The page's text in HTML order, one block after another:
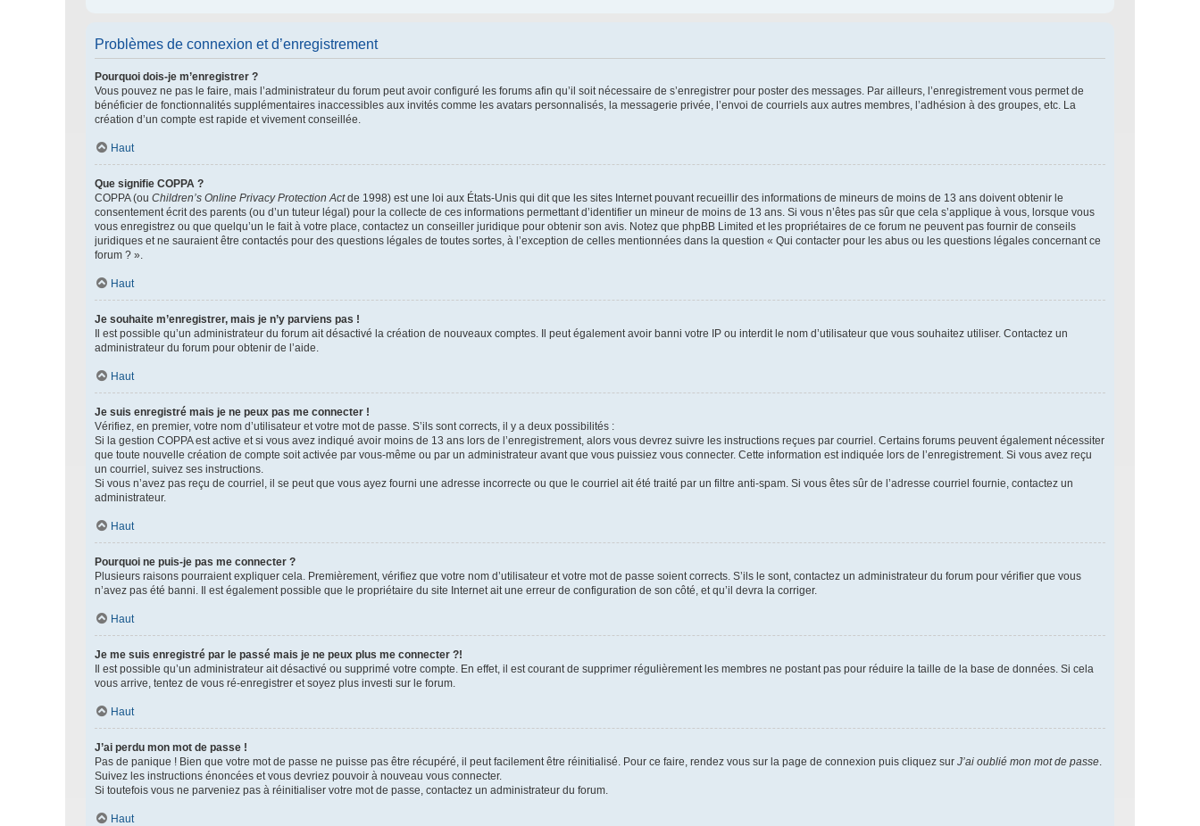
Problèmes de connexion et d’enregistrement
Pourquoi dois-je m’enregistrer ?
Vous pouvez ne pas le faire, mais l’administrateur du forum peut avoir configuré les forums afin qu’il soit nécessaire de s’enregistrer pour poster des messages. Par ailleurs, l’enregistrement vous permet de
bénéficier de fonctionnalités supplémentaires inaccessibles aux invités comme les avatars personnalisés, la messagerie privée, l’envoi de courriels aux autres membres, l’adhésion à des groupes, etc. La
création d’un compte est rapide et vivement conseillée.
Haut
Que signifie COPPA ?
COPPA (ou Children’s Online Privacy Protection Actde 1998) est une loi aux États-Unis qui dit que les sites Internet pouvant recueillir des informations de mineurs de moins de 13 ans doivent obtenir le
consentement écrit des parents (ou d’un tuteur légal) pour la collecte de ces informations permettant d’identifier un mineur de moins de 13 ans. Si vous n’êtes pas sûr que cela s’applique à vous, lorsque vous
vous enregistrez ou que quelqu’un le fait à votre place, contactez un conseiller juridique pour obtenir son avis. Notez que phpBB Limited et les propriétaires de ce forum ne peuvent pas fournir de conseils
juridiques et ne sauraient être contactés pour des questions légales de toutes sortes, à l’exception de celles mentionnées dans la question « Qui contacter pour les abus ou les questions légales concernant ce
forum ? ».
Haut
Je souhaite m’enregistrer, mais je n’y parviens pas !
Il est possible qu’un administrateur du forum ait désactivé la création de nouveaux comptes. Il peut également avoir banni votre IP ou interdit le nom d’utilisateur que vous souhaitez utiliser. Contactez un
administrateur du forum pour obtenir de l’aide.
Haut
Je suis enregistré mais je ne peux pas me connecter !
Vérifiez, en premier, votre nom d’utilisateur et votre mot de passe. S’ils sont corrects, il y a deux possibilités :
Si la gestion COPPA est active et si vous avez indiqué avoir moins de 13 ans lors de l’enregistrement, alors vous devrez suivre les instructions reçues par courriel. Certains forums peuvent également nécessiter
que toute nouvelle création de compte soit activée par vous-même ou par un administrateur avant que vous puissiez vous connecter. Cette information est indiquée lors de l’enregistrement. Si vous avez reçu
un courriel, suivez ses instructions.
Si vous n’avez pas reçu de courriel, il se peut que vous ayez fourni une adresse incorrecte ou que le courriel ait été traité par un filtre anti-spam. Si vous êtes sûr de l’adresse courriel fournie, contactez un
administrateur.
Haut
Pourquoi ne puis-je pas me connecter ?
Plusieurs raisons pourraient expliquer cela. Premièrement, vérifiez que votre nom d’utilisateur et votre mot de passe soient corrects. S’ils le sont, contactez un administrateur du forum pour vérifier que vous
n’avez pas été banni. Il est également possible que le propriétaire du site Internet ait une erreur de configuration de son côté, et qu’il devra la corriger.
Haut
Je me suis enregistré par le passé mais je ne peux plus me connecter ?!
Il est possible qu’un administrateur ait désactivé ou supprimé votre compte. En effet, il est courant de supprimer régulièrement les membres ne postant pas pour réduire la taille de la base de données. Si cela
vous arrive, tentez de vous ré-enregistrer et soyez plus investi sur le forum.
Haut
J’ai perdu mon mot de passe !
Pas de panique ! Bien que votre mot de passe ne puisse pas être récupéré, il peut facilement être réinitialisé. Pour ce faire, rendez vous sur la page de connexion puis cliquez sur J’ai oublié mon mot de passe.
Suivez les instructions énoncées et vous devriez pouvoir à nouveau vous connecter.
Si toutefois vous ne parveniez pas à réinitialiser votre mot de passe, contactez un administrateur du forum.
Haut